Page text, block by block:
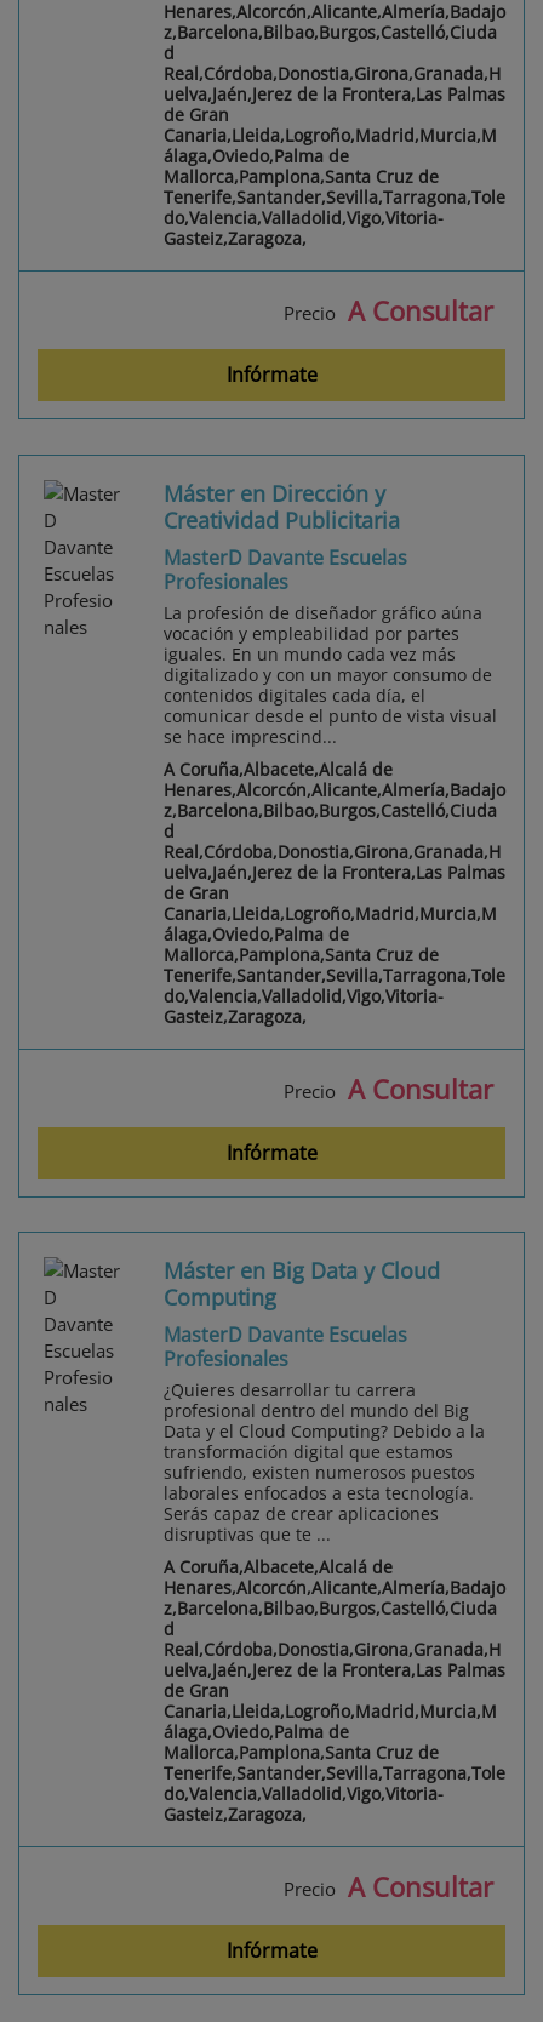
Henares,Alcorcón,Alicante,Almería,Badajo
z,Barcelona,Bilbao,Burgos,Castelló,Ciuda
d
Real,Córdoba,Donostia,Girona,Granada,H
uelva,Jaén,Jerez de la Frontera,Las Palmas
de Gran
Canaria,Lleida,Logroño,Madrid,Murcia,M
álaga,Oviedo,Palma de
Mallorca,Pamplona,Santa Cruz de
Tenerife,Santander,Sevilla,Tarragona,Tole
do,Valencia,Valladolid,Vigo,Vitoria-
Gasteiz,Zaragoza,
Precio A Consultar
Infórmate
Máster en Dirección y
Creatividad Publicitaria
MasterD Davante Escuelas
Profesionales
La profesión de diseñador gráfico aúna
vocación y empleabilidad por partes
iguales. En un mundo cada vez más
digitalizado y con un mayor consumo de
contenidos digitales cada día, el
comunicar desde el punto de vista visual
se hace imprescind...
A Coruña,Albacete,Alcalá de
Henares,Alcorcón,Alicante,Almería,Badajo
z,Barcelona,Bilbao,Burgos,Castelló,Ciuda
d
Real,Córdoba,Donostia,Girona,Granada,H
uelva,Jaén,Jerez de la Frontera,Las Palmas
de Gran
Canaria,Lleida,Logroño,Madrid,Murcia,M
álaga,Oviedo,Palma de
Mallorca,Pamplona,Santa Cruz de
Tenerife,Santander,Sevilla,Tarragona,Tole
do,Valencia,Valladolid,Vigo,Vitoria-
Gasteiz,Zaragoza,
Precio A Consultar
Infórmate
Máster en Big Data y Cloud
Computing
MasterD Davante Escuelas
Profesionales
¿Quieres desarrollar tu carrera
profesional dentro del mundo del Big
Data y el Cloud Computing? Debido a la
transformación digital que estamos
sufriendo, existen numerosos puestos
laborales enfocados a esta tecnología.
Serás capaz de crear aplicaciones
disruptivas que te ...
A Coruña,Albacete,Alcalá de
Henares,Alcorcón,Alicante,Almería,Badajo
z,Barcelona,Bilbao,Burgos,Castelló,Ciuda
d
Real,Córdoba,Donostia,Girona,Granada,H
uelva,Jaén,Jerez de la Frontera,Las Palmas
de Gran
Canaria,Lleida,Logroño,Madrid,Murcia,M
álaga,Oviedo,Palma de
Mallorca,Pamplona,Santa Cruz de
Tenerife,Santander,Sevilla,Tarragona,Tole
do,Valencia,Valladolid,Vigo,Vitoria-
Gasteiz,Zaragoza,
Precio A Consultar
Infórmate